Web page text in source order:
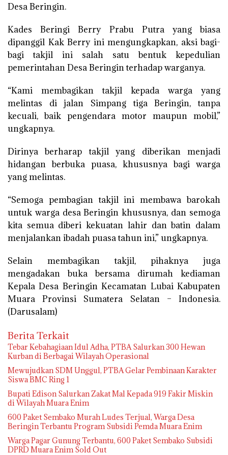
Desa Beringin.
Kades Beringi Berry Prabu Putra yang biasa
dipanggil Kak Berry ini mengungkapkan, aksi bagi-
bagi takjil ini salah satu bentuk kepedulian
pemerintahan Desa Beringin terhadap warganya.
“Kami membagikan takjil kepada warga yang
melintas di jalan Simpang tiga Beringin, tanpa
kecuali, baik pengendara motor maupun mobil,”
ungkapnya.
Dirinya berharap takjil yang diberikan menjadi
hidangan berbuka puasa, khususnya bagi warga
yang melintas.
“Semoga pembagian takjil ini membawa barokah
untuk warga desa Beringin khususnya, dan semoga
kita semua diberi kekuatan lahir dan batin dalam
menjalankan ibadah puasa tahun ini,” ungkapnya.
Selain membagikan takjil, pihaknya juga
mengadakan buka bersama dirumah kediaman
Kepala Desa Beringin Kecamatan Lubai Kabupaten
Muara Provinsi Sumatera Selatan – Indonesia.
(Darusalam)
Berita Terkait
Tebar Kebahagiaan Idul Adha, PTBA Salurkan 300 Hewan
Kurban di Berbagai Wilayah Operasional
Mewujudkan SDM Unggul, PTBA Gelar Pembinaan Karakter
Siswa BMC Ring 1
Bupati Edison Salurkan Zakat Mal Kepada 919 Fakir Miskin
di Wilayah Muara Enim
600 Paket Sembako Murah Ludes Terjual, Warga Desa
Beringin Terbantu Program Subsidi Pemda Muara Enim
Warga Pagar Gunung Terbantu, 600 Paket Sembako Subsidi
DPRD Muara Enim Sold Out